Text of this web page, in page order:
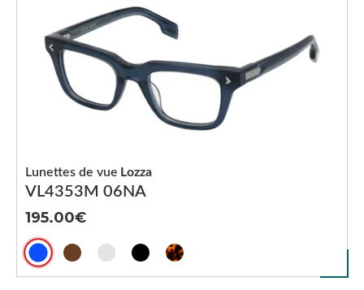
VL4353M 06NA
Lunettes de vue Lozza
195.00